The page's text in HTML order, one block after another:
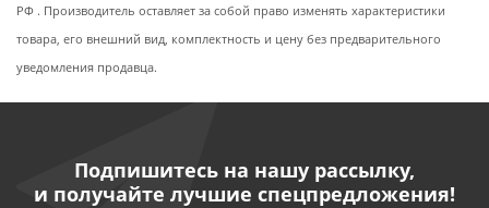
РФ . Производитель оставляет за собой право изменять характеристики
товара, его внешний вид, комплектность и цену без предварительного
уведомления продавца.
Подпишитесь на нашу рассылку,
и получайте лучшие спецпредложения!